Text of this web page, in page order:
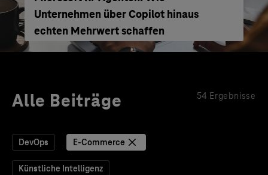
Unternehmen über Copilot hinaus
echten Mehrwert schaffen
Alle Beiträge 54 Ergebnisse
DevOps E-Commerce
Künstliche Intelligenz